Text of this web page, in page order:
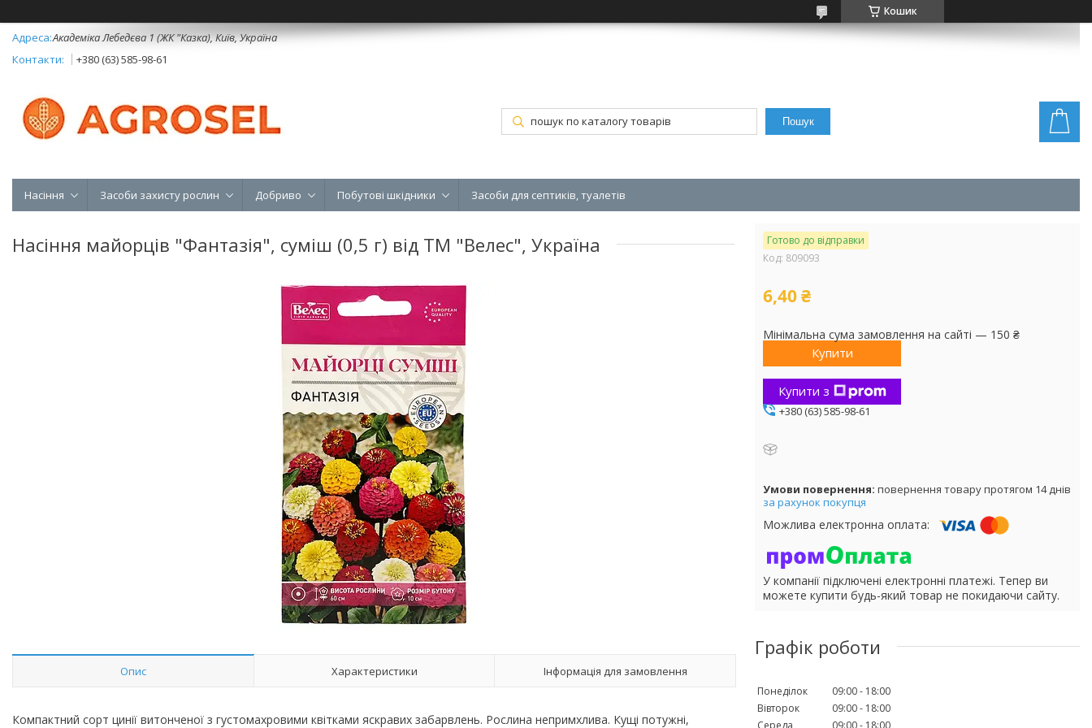
Кошик
Академіка Лебедєва 1 (ЖК "Казка), Київ, Україна
+380 (63) 585-98-61
Пошук
Насіння Засоби захисту рослин Добриво Побутові шкідники Засоби для септиків, туалетів
Насіння майорців "Фантазія", суміш (0,5 г) від ТМ "Велес", Україна
Опис Характеристики Інформація для замовлення
Компактний сорт цинії витонченої з густомахровими квітками яскравих забарвлень. Рослина непримхлива. Кущі потужні,
Готово до відправки
Код: 809093
6,40 ₴
Мінімальна сума замовлення на сайті — 150 ₴
Купити
Купити з
+380 (63) 585-98-61
повернення товару протягом 14 днів
за рахунок покупця
У компанії підключені електронні платежі. Тепер ви
можете купити будь-який товар не покидаючи сайту.
Графік роботи
Понеділок 09:00
18:00
Вівторок
09:00
18:00
Середа
09:00 18:00